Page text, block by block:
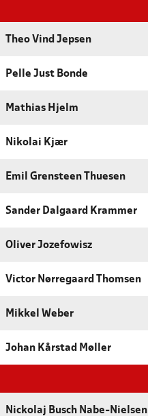
Theo Vind Jepsen
Pelle Just Bonde
Mathias Hjelm
Nikolai Kjær
Emil Grensteen Thuesen
Sander Dalgaard Krammer
Oliver Jozefowisz
Victor Nørregaard Thomsen
Mikkel Weber
Johan Kårstad Møller
Nickolaj Busch Nabe-Nielsen